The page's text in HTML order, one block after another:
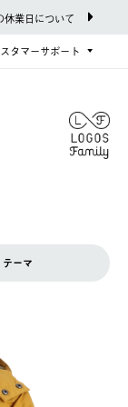
業日について
タマーサポート
テーマ